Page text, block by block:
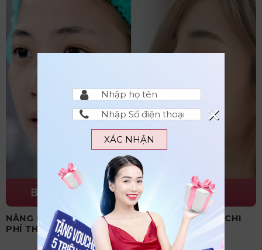
NÂNG MŨI CẤU TRÚC CÓ VĨNH VIỄN KHÔNG? CHI
PHÍ THỰC HIỆN BAO NHIÊU?
XÁC NHẬN
×